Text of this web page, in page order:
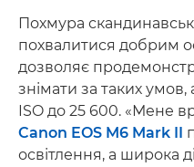
Похмура
похвалитися добрим
дозволяє
знімати за таких
ISO до 25 600. «Мене
Canon EOS M6 Mark II
освітлення, а широка